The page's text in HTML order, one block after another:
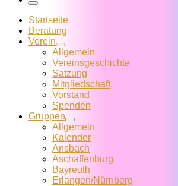
Menü
Startseite
Beratung
Verein
Allgemein
Vereins­geschichte
Satzung
Mitglied­schaft
Vorstand
Spenden
Gruppen
Allgemein
Kalender
Ansbach
Aschaffenburg
Bayreuth
Erlangen/Nürnberg